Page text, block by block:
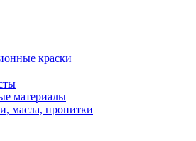
краски
материалы
масла, пропитки